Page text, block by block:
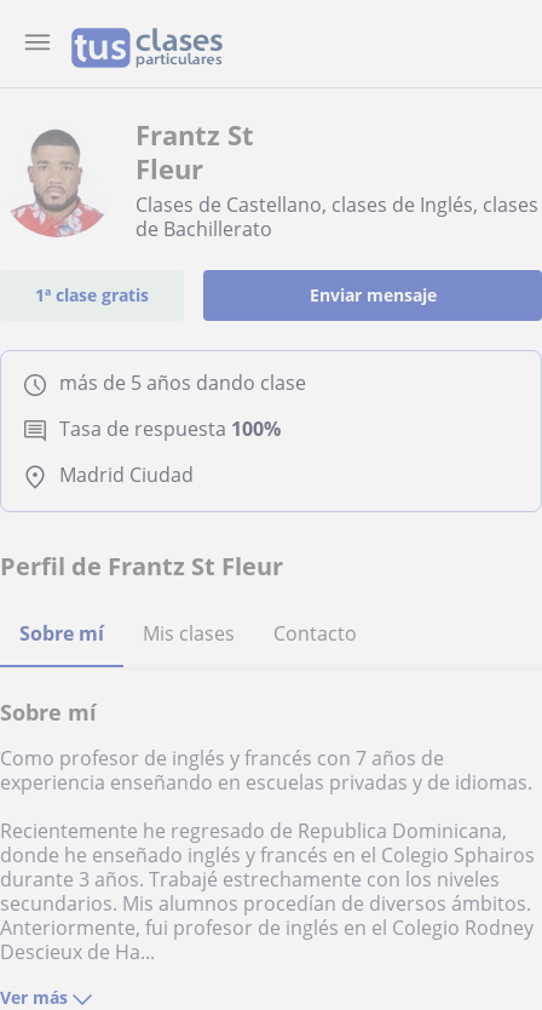
Frantz St
Fleur
Clases de Castellano, clases de Inglés, clases
de Bachillerato
1ª clase gratis Enviar mensaje
más de 5 años dando clase
Tasa de respuesta 100%
Madrid Ciudad
Perfil de Frantz St Fleur
Sobre mí Mis clases Contacto
Sobre mí
Como profesor de inglés y francés con 7 años de
experiencia enseñando en escuelas privadas y de idiomas.
Recientemente he regresado de Republica Dominicana,
donde he enseñado inglés y francés en el Colegio Sphairos
durante 3 años. Trabajé estrechamente con los niveles
secundarios. Mis alumnos procedían de diversos ámbitos.
Anteriormente, fui profesor de inglés en el Colegio Rodney
Descieux de Ha...
Ver más